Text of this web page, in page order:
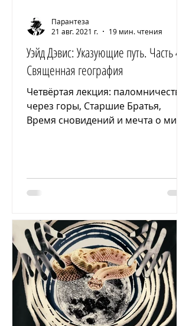
Уэйд Дэвис: Указующие путь. Часть 4:
Священная география
Четвёртая лекция: паломничество
через горы, Старшие Братья,
Время сновидений и мечта о мире
Парантеза
21 авг. 2021 г.
19 мин. чтения